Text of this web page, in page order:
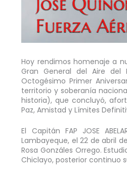
Hoy rendimos homenaje a
Gran General del Aire
Octogésimo Primer
territorio y soberanía
historia), que concluyó,
Paz, Amistad y Límites
El Capitán FAP JOSE
Lambayeque, el 22 de abril
Rosa Gonzáles Orrego.
Chiclayo, posterior continuo